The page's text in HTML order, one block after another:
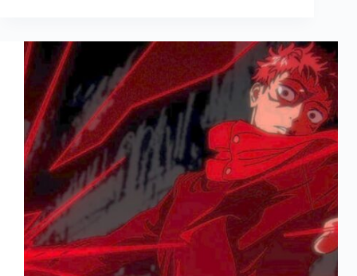
o
Studio
Ghibli